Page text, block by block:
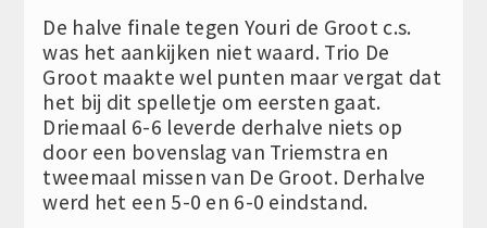
De halve finale tegen Youri de Groot c.s.
was het aankijken niet waard. Trio De
Groot maakte wel punten maar vergat dat
het bij dit spelletje om eersten gaat.
Driemaal 6-6 leverde derhalve niets op
door een bovenslag van Triemstra en
tweemaal missen van De Groot. Derhalve
werd het een 5-0 en 6-0 eindstand.